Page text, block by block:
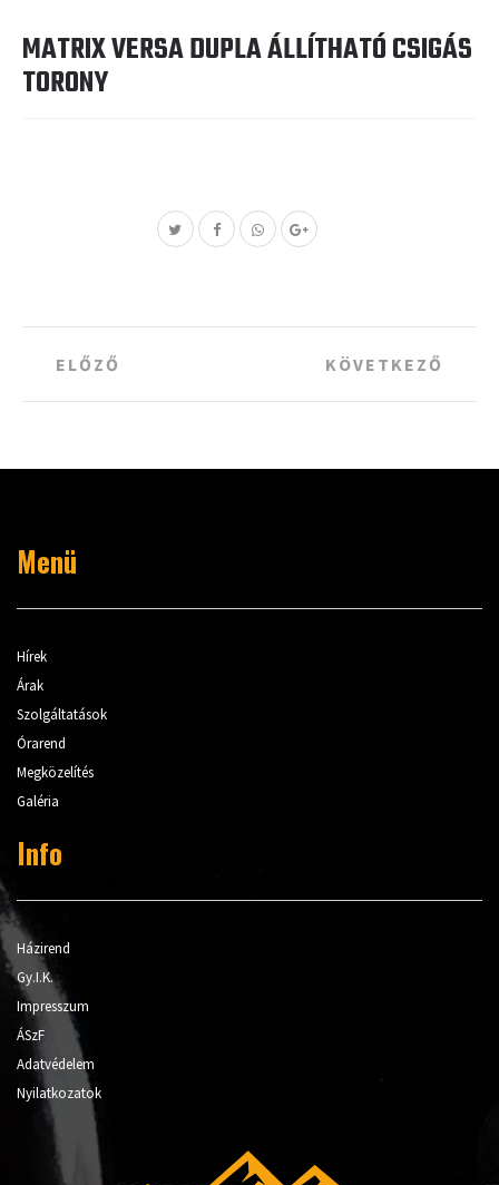
MATRIX VERSA DUPLA ÁLLÍTHATÓ CSIGÁS
TORONY
Post
navigation
ELŐZŐ KÖVETKEZŐ
Menü
Hírek
Árak
Szolgáltatások
Órarend
Megközelítés
Galéria
Info
Házirend
Gy.I.K.
Impresszum
ÁSzF
Adatvédelem
Nyilatkozatok